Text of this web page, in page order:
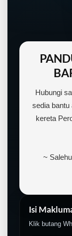
Hubungi
sedia
kereta
~
Isi
Klik butang